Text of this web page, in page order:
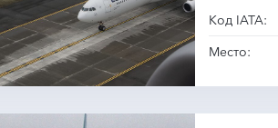
Код IATA:
Место: